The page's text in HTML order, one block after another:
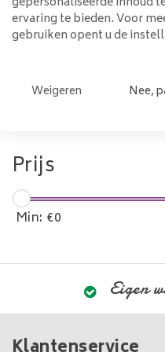
Staal
Model
Prijs
Min: €0
Eigen
ervaring te bieden. Voor
gebruiken opent u de
Weigeren Nee,